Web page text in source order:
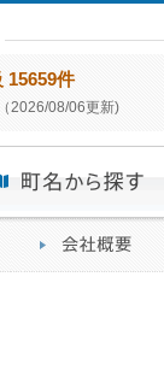
15659件
2026/08/06更新)